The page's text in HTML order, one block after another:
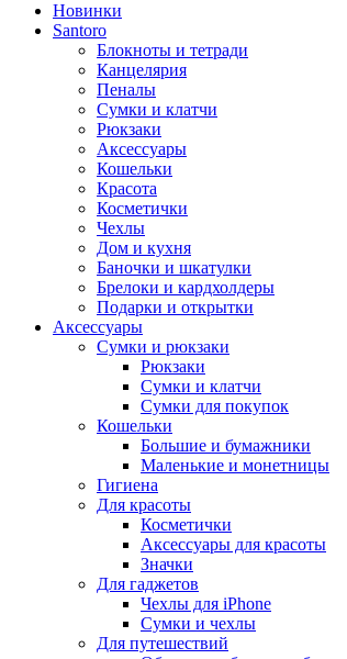
Новинки
Santoro
Блокноты и тетради
Канцелярия
Пеналы
Сумки и клатчи
Рюкзаки
Аксессуары
Кошельки
Красота
Косметички
Чехлы
Дом и кухня
Баночки и шкатулки
Брелоки и кардхолдеры
Подарки и открытки
Аксессуары
Сумки и рюкзаки
Рюкзаки
Сумки и клатчи
Сумки для покупок
Кошельки
Большие и бумажники
Маленькие и монетницы
Гигиена
Для красоты
Косметички
Аксессуары для красоты
Значки
Для гаджетов
Чехлы для iPhone
Сумки и чехлы
Для путешествий